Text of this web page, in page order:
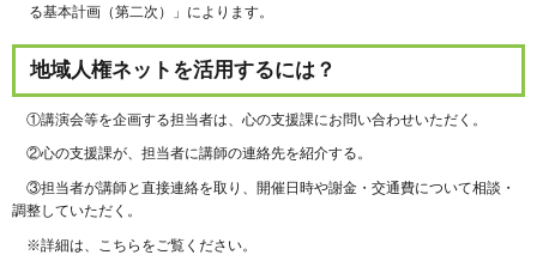
る基本計画（第二次）」によります。
地域人権ネットを活用するには？
①講演会等を企画する担当者は、心の支援課にお問い合わせいただく。
②心の支援課が、担当者に講師の連絡先を紹介する。
③担当者が講師と直接連絡を取り、開催日時や謝金・交通費について相談・
調整していただく。
※詳細は、こちらをご覧ください。